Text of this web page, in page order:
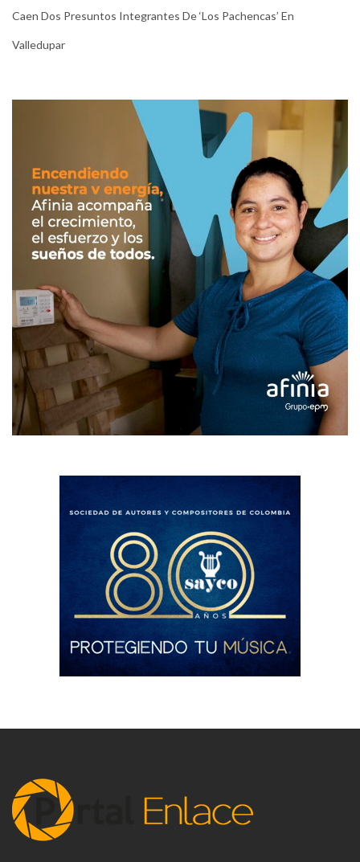
Caen Dos Presuntos Integrantes De ‘Los Pachencas’ En
Valledupar